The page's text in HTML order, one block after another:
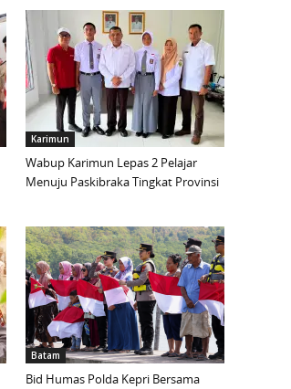
Karimun
Wabup Karimun Lepas 2 Pelajar
Menuju Paskibraka Tingkat Provinsi
Batam
Bid Humas Polda Kepri Bersama